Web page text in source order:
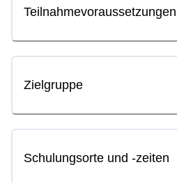
Teilnahmevoraussetzungen
Zielgruppe
Schulungsorte und -zeiten